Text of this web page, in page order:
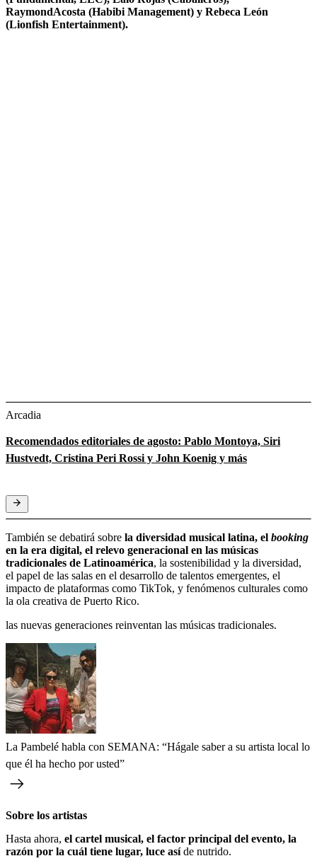
RaymondAcosta (Habibi Management) y Rebeca León
(Lionfish Entertainment).
Arcadia
Recomendados editoriales de agosto: Pablo Montoya, Siri
Hustvedt, Cristina Peri Rossi y John Koenig y más
También se debatirá sobre la diversidad musical latina, el booking
en la era digital, el relevo generacional en las músicas
tradicionales de Latinoamérica, la sostenibilidad y la diversidad,
el papel de las salas en el desarrollo de talentos emergentes, el
impacto de plataformas como TikTok, y fenómenos culturales como
la ola creativa de Puerto Rico.
las nuevas generaciones reinventan las músicas tradicionales.
La Pambelé habla con SEMANA: “Hágale saber a su artista local lo
que él ha hecho por usted”
Sobre los artistas
Hasta ahora, el cartel musical, el factor principal del evento, la
razón por la cuál tiene lugar, luce asíde nutrido.